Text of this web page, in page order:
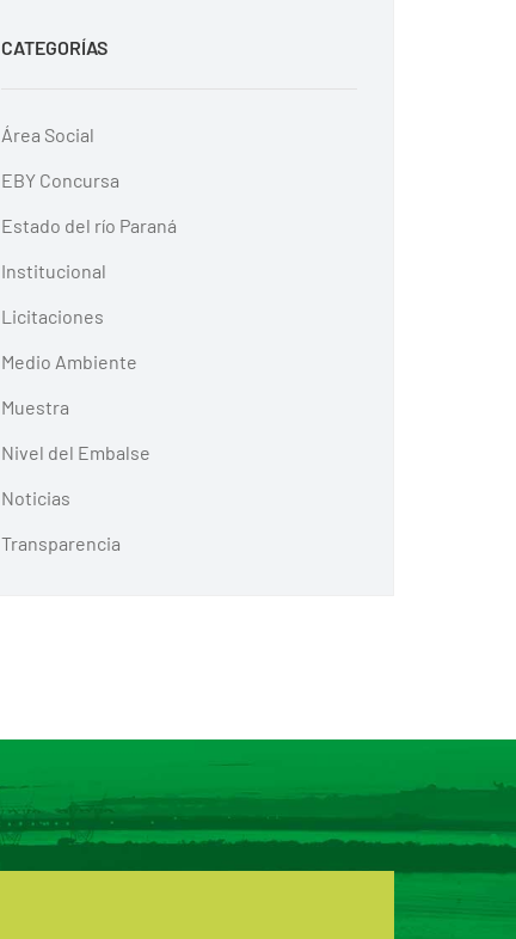
CATEGORÍAS
Área Social
EBY Concursa
Estado del río Paraná
Institucional
Licitaciones
Medio Ambiente
Muestra
Nivel del Embalse
Noticias
Transparencia